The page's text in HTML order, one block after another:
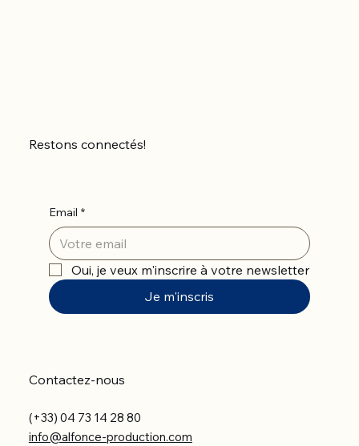
Restons connectés!
Email *
Oui, je veux m'inscrire à votre newsletter
Je m'inscris
Contactez-nous
(+33) 04 73 14 28 80
info@alfonce-production.com